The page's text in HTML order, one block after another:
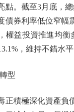
截至3月底，總
債券利率低位窄
權益投資推進均衡
，維持不錯水平
型
積極深化資產負債